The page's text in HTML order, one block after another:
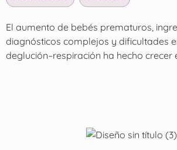
El aumento de bebés prematuros,
diagnósticos complejos y dificultades
deglución–respiración ha hecho crecer